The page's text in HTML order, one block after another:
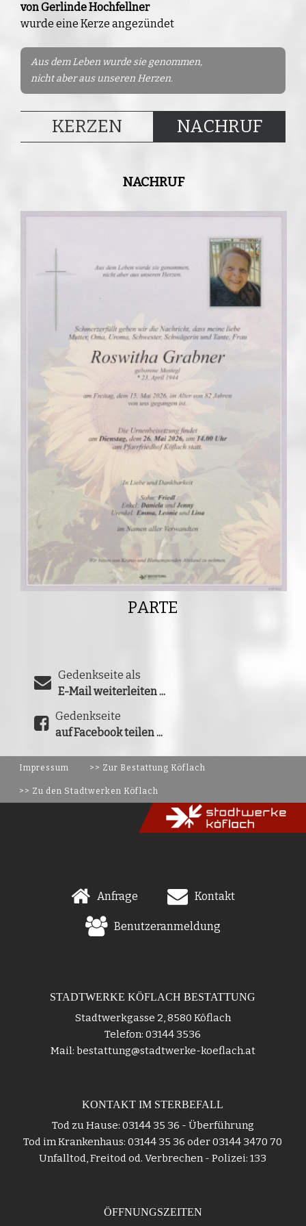
von Gerlinde Hochfellner
wurde eine Kerze angezündet
Aus dem Leben wurde sie genommen,
nicht aber aus unseren Herzen.
KERZEN NACHRUF
NACHRUF
PARTE
Gedenkseite als
E-Mail weiterleiten ...
Gedenkseite
auf Facebook teilen ...
Impressum >> Zur Bestattung Köflach
>> Zu den Stadtwerken Köflach
Anfrage Kontakt
Benutzeranmeldung
STADTWERKE KÖFLACH BESTATTUNG
Stadtwerkgasse 2, 8580 Köflach
Telefon: 03144 3536
Mail: bestattung@stadtwerke-koeflach.at
KONTAKT IM STERBEFALL
Tod zu Hause: 03144 35 36 - Überführung
Tod im Krankenhaus: 03144 35 36 oder 03144 3470 70
Unfalltod, Freitod od. Verbrechen - Polizei: 133
ÖFFNUNGSZEITEN